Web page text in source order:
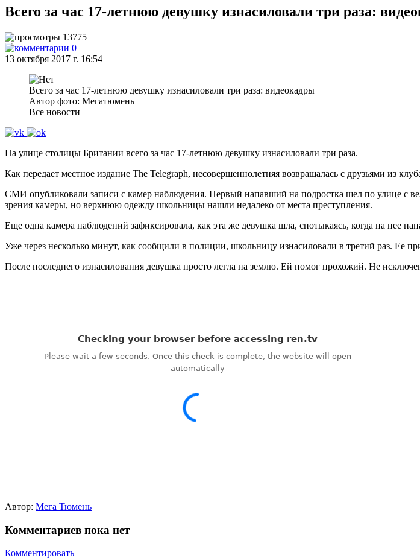
Всего за час 17-летнюю девушку изнасиловали три раза:
13775
0
13 октября 2017 г. 16:54
Всего за час 17-летнюю девушку изнасиловали три раза: видеокадры
Автор фото: Мегатюмень
Все новости
На улице столицы Британии всего за час 17-летнюю девушку изнасиловали три раза.
Как передает местное издание The Telegraph, несовершеннолетняя возвращалась с друзьями из
СМИ опубликовали записи с камер наблюдения. Первый напавший на подростка шел по улице с
зрения камеры, но верхнюю одежду школьницы нашли недалеко от места преступления.
Еще одна камера наблюдений зафиксировала, как эта же девушка шла, спотыкаясь, когда на нее
Уже через несколько минут, как сообщили в полиции, школьницу изнасиловали в третий раз. Ее
После последнего изнасилования девушка просто легла на землю. Ей помог прохожий. Не
Автор: Мега Тюмень
Комментариев пока нет
Комментировать